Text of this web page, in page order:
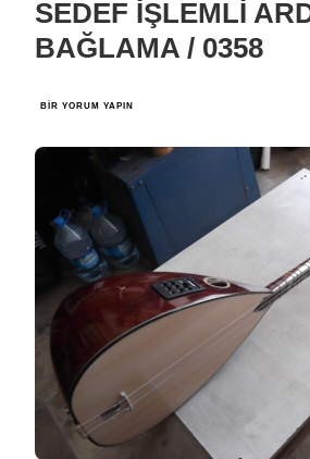
SEDEF İŞLEMLİ
BAĞLAMA / 0358
42
ARDIÇ
BAĞLAMA
/
BIR YORUM YAPIN